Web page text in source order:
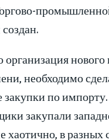
нового
необходимо
закупки по
закупали
хаотично, в разных